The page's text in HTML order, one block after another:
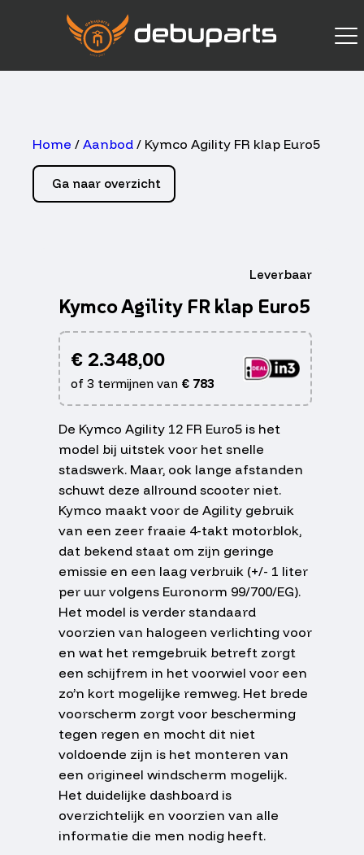
Home / Aanbod / Kymco Agility FR klap Euro5
Ga naar overzicht
Leverbaar
Kymco Agility FR klap Euro5
€2.348,00
of 3 termijnen van €783
De Kymco Agility 12 FR Euro5 is het
model bij uitstek voor het snelle
stadswerk. Maar, ook lange afstanden
schuwt deze allround scooter niet.
Kymco maakt voor de Agility gebruik
van een zeer fraaie 4-takt motorblok,
dat bekend staat om zijn geringe
emissie en een laag verbruik (+/- 1 liter
per uur volgens Euronorm 99/700/EG).
Het model is verder standaard
voorzien van halogeen verlichting voor
en wat het remgebruik betreft zorgt
een schijfrem in het voorwiel voor een
zo’n kort mogelijke remweg. Het brede
voorscherm zorgt voor bescherming
tegen regen en mocht dit niet
voldoende zijn is het monteren van
een origineel windscherm mogelijk.
Het duidelijke dashboard is
overzichtelijk en voorzien van alle
informatie die men nodig heeft.